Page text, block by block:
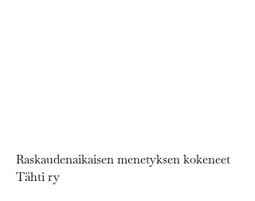
Raskaudenaikaisen menetyksen kokeneet
Tähti ry